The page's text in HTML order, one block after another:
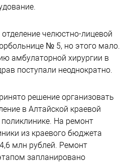
челюстно-лицевой
№ 5, но этого мало.
амбулаторной хирургии в
поступали неоднократно.
решение организовать
в Алтайской краевой
На ремонт
из краевого бюджета
млн рублей. Ремонт
запланировано